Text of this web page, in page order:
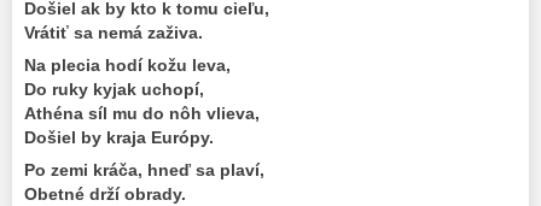
Došiel ak by kto k tomu cieľu,
Vrátiť sa nemá zaživa.
Na plecia hodí kožu leva,
Do ruky kyjak uchopí,
Athéna síl mu do nôh vlieva,
Došiel by kraja Európy.
Po zemi kráča, hneď sa plaví,
Obetné drží obrady.